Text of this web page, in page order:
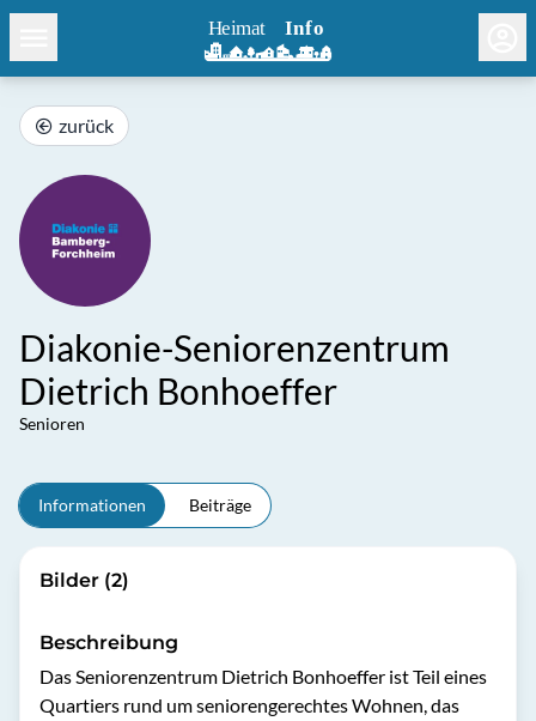
zurück
Diakonie-Seniorenzentrum
Dietrich Bonhoeffer
Senioren
Informationen Beiträge
Bilder (2)
Beschreibung
Das Seniorenzentrum Dietrich Bonhoeffer ist Teil eines
Quartiers rund um seniorengerechtes Wohnen, das